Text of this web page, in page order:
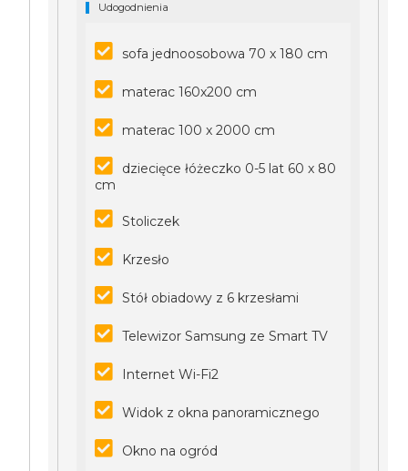
Udogodnienia
sofa jednoosobowa 70 x 180 cm
materac 160x200 cm
materac 100 x 2000 cm
dziecięce łóżeczko 0-5 lat 60 x 80
cm
Stoliczek
Krzesło
Stół obiadowy z 6 krzesłami
Telewizor Samsung ze Smart TV
Internet Wi-Fi2
Widok z okna panoramicznego
Okno na ogród